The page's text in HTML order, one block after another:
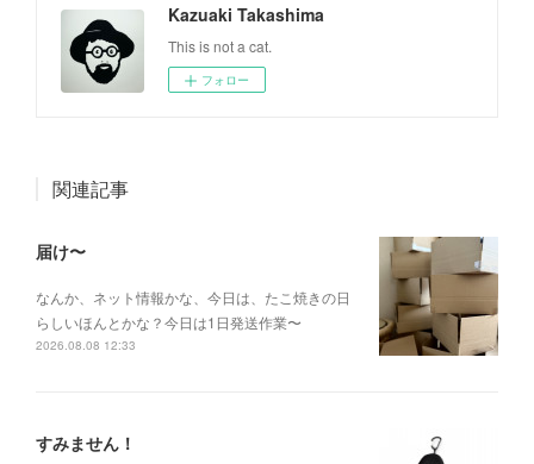
Kazuaki Takashima
This is not a cat.
フォロー
関連記事
届け〜
なんか、ネット情報かな、今日は、たこ焼きの日
らしいほんとかな？今日は1日発送作業〜
2026.08.08 12:33
すみません！